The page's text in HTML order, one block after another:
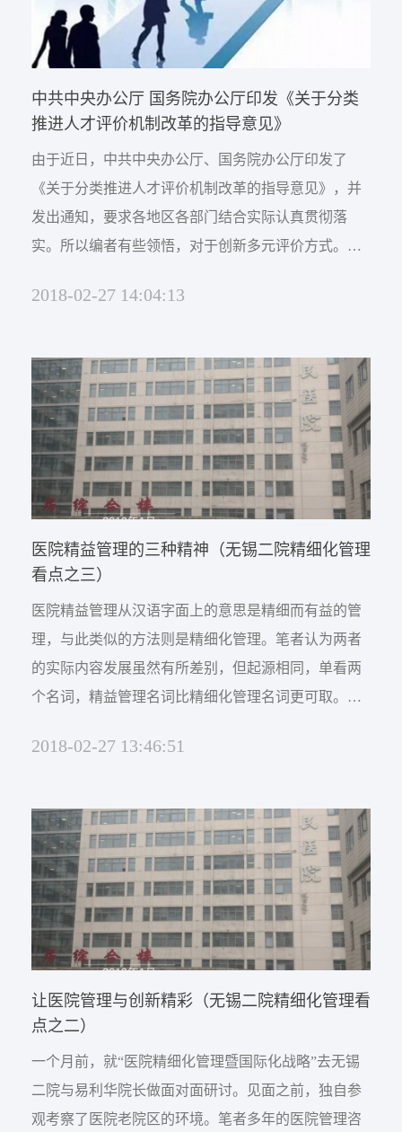
中共中央办公厅 国务院办公厅印发《关于分类
推进人才评价机制改革的指导意见》
由于近日，中共中央办公厅、国务院办公厅印发了
《关于分类推进人才评价机制改革的指导意见》，并
发出通知，要求各地区各部门结合实际认真贯彻落
实。所以编者有些领悟，对于创新多元评价方式。按
业内评价机制，注重引入市场评价和社会评价，发挥
主，加强国际同行评价。应用研究和技术开发人才突
出市场评价，由用户、市场和专家等相关第三方评
价。 《关于分类推...
2018-02-27 14:04:13
医院精益管理的三种精神（无锡二院精细化管理
看点之三）
医院精益管理从汉语字面上的意思是精细而有益的管
理，与此类似的方法则是精细化管理。笔者认为两者
的实际内容发展虽然有所差别，但起源相同，单看两
个名词，精益管理名词比精细化管理名词更可取。前
特征。其实，从科学发展观的高度，现代医院管理需
要求各项医疗活动都必须运用精益思维，核心就是以
最小资源投入，包括人力、设备、资金、材料、时间
和空间， ...
2018-02-27 13:46:51
让医院管理与创新精彩（无锡二院精细化管理看
点之二）
一个月前，就“医院精细化管理暨国际化战略”去无锡
二院与易利华院长做面对面研讨。见面之前，独自参
观考察了医院老院区的环境。笔者多年的医院管理咨